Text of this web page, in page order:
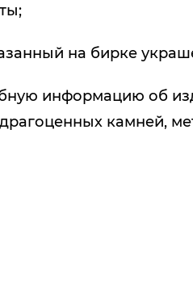
на бирке
информацию об
камней,